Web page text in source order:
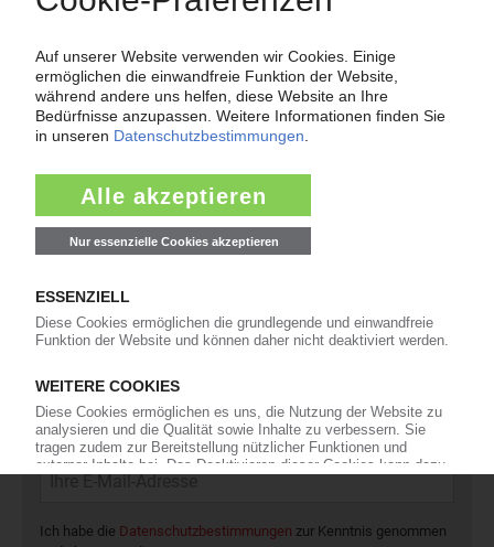
42
Interviews
16
In eigener Sache
Newsletter
Die wichtigsten Nachrichten und Neuigkeiten aus der
Kunststoffbranche – jeden Tag brandaktuell!
Ich habe die Datenschutzbestimmungen zur Kenntnis genommen